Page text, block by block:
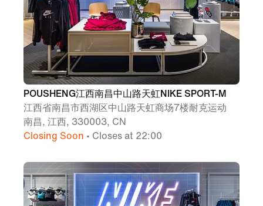
POUSHENG江西南昌中山路天虹NIKE SPORT-M
江西省南昌市西湖区中山路天虹商场7楼耐克运动
南昌, 江西, 330003, CN
Closing Soon • Closes at 22:00